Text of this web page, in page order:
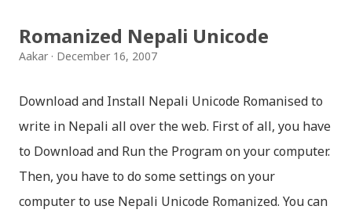
मरेपनि मेरो देश बाँचिराखोस / ma marepan...
Romanized Nepali Unicode
Aakar December 16, 2007
Download and Install Nepali Unicode Romanised to
write in Nepali all over the web. First of all, you have
to Download and Run the Program on your computer.
Then, you have to do some settings on your
computer to use Nepali Unicode Romanized. You can